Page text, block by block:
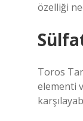
özelliği
Toros
elementi